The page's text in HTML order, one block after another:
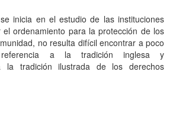
inicia en el estudio de las instituciones
ordenamiento para la protección de los
no resulta difícil encontrar a poco
a la tradición inglesa y
la tradición ilustrada de los derechos